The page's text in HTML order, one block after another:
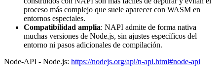
proceso más complejo que suele aparecer con WASM en
entornos especiales.
Compatibilidad amplia: NAPI admite de forma nativa
muchas versiones de Node.js, sin ajustes específicos del
entorno ni pasos adicionales de compilación.
Node-API - Node.js: https://nodejs.org/api/n-api.html#node-api